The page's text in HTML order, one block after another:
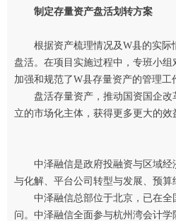
制定存量资产盘活划转方案
根据资产梳理情况及W县的实
盘活。在项目实施过程中，专班小
加强和规范了W县存量资产的管理工
盘活存量资产，推动国资国企
立的市场化主体，获得更多更大的效
中泽融信是政府投融资与区域
与化解、平台公司转型与发展、预
中泽融信总部位于北京，已在
问。中泽融信全面参与杭州湾会计